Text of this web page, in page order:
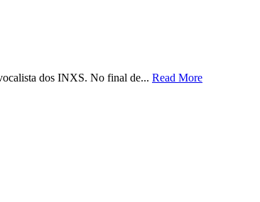
dos INXS. No final de... Read More